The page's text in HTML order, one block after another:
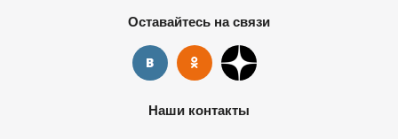
Оставайтесь на связи
Наши контакты